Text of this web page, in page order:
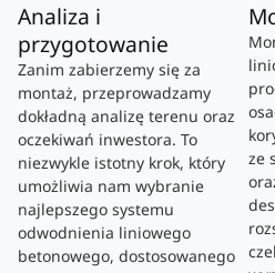
Analiza i
przygotowanie
Zanim zabierzemy się za
montaż, przeprowadzamy
dokładną analizę terenu oraz
oczekiwań inwestora. To
niezwykle istotny krok, który
umożliwia nam wybranie
najlepszego systemu
odwodnienia liniowego
betonowego, dostosowanego
ze